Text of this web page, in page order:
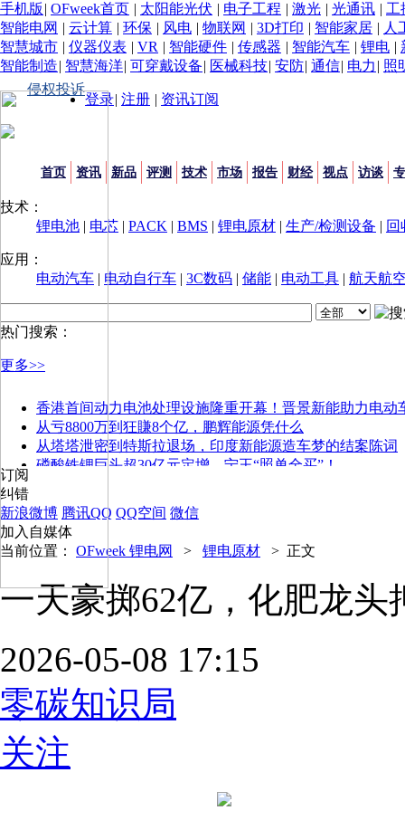
手机版 | OFweek首页 | 太阳能光伏 | 电子工程 | 激光 | 光通讯 | 工
智能电网 | 云计算 | 环保 | 风电 | 物联网 | 3D打印 | 智能家居 | 人
智慧城市 | 仪器仪表 | VR | 智能硬件 | 传感器 | 智能汽车 | 锂电 |
智能制造| 智慧海洋| 可穿戴设备| 医械科技| 安防| 通信| 电力 | 照
侵权投诉
登录| 注册 | 资讯订阅
首页 资讯 新品 评测 技术 市场 报告 财经 视点 访谈
技术：
锂电池 | 电芯 | PACK | BMS | 锂电原材 | 生产/检测设备 | 回
应用：
电动汽车 | 电动自行车 | 3C数码 | 储能 | 电动工具 | 航天航
热门搜索：
更多>>
香港首间动力电池处理设施隆重开幕！晋景新能助力电动
从亏8800万到狂賺8个亿，鹏辉能源凭什么
从塔塔泄密到特斯拉退场，印度新能源造车梦的结案陈词
磷酸铁锂巨头超30亿元定增，宁王“照单全买”！
订阅
纠错
新浪微博 腾讯QQ QQ空间 微信
加入自媒体
当前位置： OFweek 锂电网 > 锂电原材 > 正文
一天豪掷62亿，化肥龙头
2026-05-08 17:15
零碳知识局
关注